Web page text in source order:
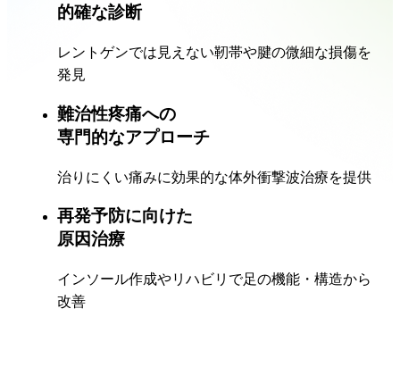
的確な診断
レントゲンでは見えない靭帯や腱の微細な損傷を
発見
難治性疼痛への
専門的なアプローチ
治りにくい痛みに効果的な体外衝撃波治療を提供
再発予防に向けた
原因治療
インソール作成やリハビリで足の機能・構造から
改善